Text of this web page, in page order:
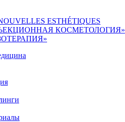
ESTHÉTIQUES
КОСМЕТОЛОГИЯ»